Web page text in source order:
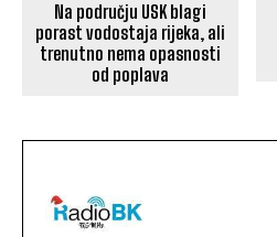
Na području USK blagi
porast vodostaja rijeka, ali
trenutno nema opasnosti
od poplava